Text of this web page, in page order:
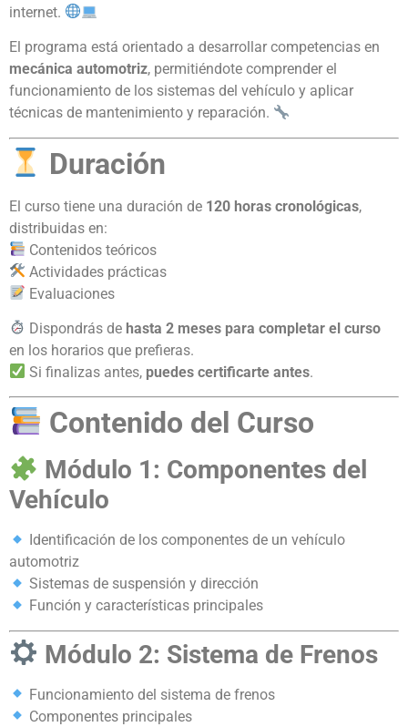
internet.
El programa está orientado a desarrollar competencias en
mecánica automotriz, permitiéndote comprender el
funcionamiento de los sistemas del vehículo y aplicar
técnicas de mantenimiento y reparación.
Duración
El curso tiene una duración de 120 horas cronológicas,
distribuidas en:
Contenidos teóricos
Actividades prácticas
Evaluaciones
Dispondrás de hasta 2 meses para completar el curso
en los horarios que prefieras.
Si finalizas antes, puedes certificarte antes.
Contenido del Curso
Módulo 1: Componentes del
Vehículo
Identificación de los componentes de un vehículo
automotriz
Sistemas de suspensión y dirección
Función y características principales
Módulo 2: Sistema de Frenos
Funcionamiento del sistema de frenos
Componentes principales